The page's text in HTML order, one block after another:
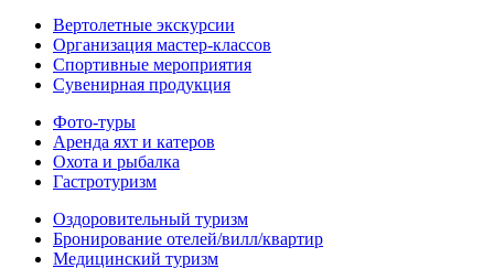
Вертолетные экскурсии
Организация мастер‑классов
Спортивные мероприятия
Сувенирная продукция
Фото‑туры
Аренда яхт и катеров
Охота и рыбалка
Гастротуризм
Оздоровительный туризм
Бронирование отелей/вилл/квартир
Медицинский туризм